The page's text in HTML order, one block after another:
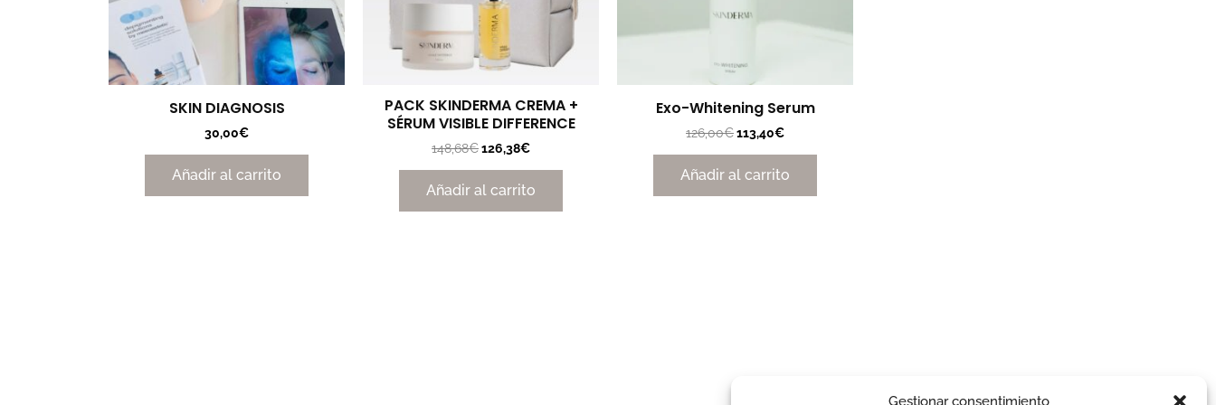
Gestionar consentimiento
SKIN DIAGNOSIS
30,00€
Añadir al carrito
PACK SKINDERMA CREMA +
SÉRUM VISIBLE DIFFERENCE
148,68€126,38€
Añadir al carrito
Exo-Whitening Serum
126,00€113,40€
Añadir al carrito